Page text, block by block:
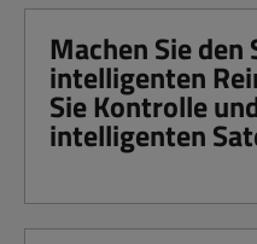
Machen Sie
intelligenten
Sie Kontrolle
intelligenten